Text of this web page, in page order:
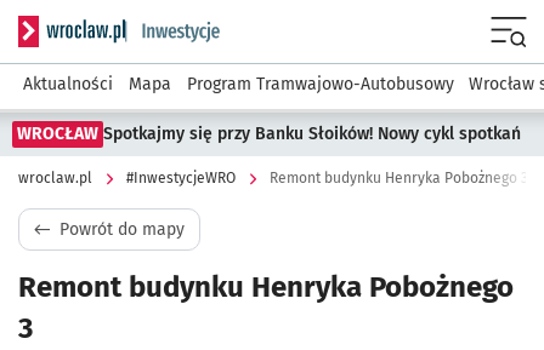
Serwis informacyjny wroclaw.pl podserwis:
Aktualności Mapa Program Tramwajowo-Autobusowy Wrocław
WROCŁAW Spotkajmy się przy Banku Słoików! Nowy cykl spotkań
wroclaw.pl #InwestycjeWRO Remont budynku Henryka Pobożnego 3
Powrót do mapy
Remont budynku Henryka Pobożnego
3